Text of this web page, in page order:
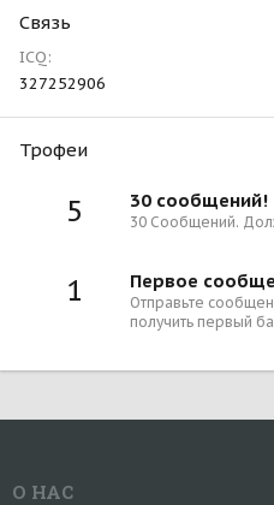
Связь
ICQ
327252906
Трофеи
5 30 сообщений!
30 Сообщений.
1 Первое
Отправьте
получить первый
О НАС